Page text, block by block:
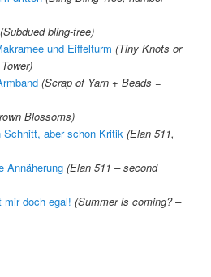
(Subdued bling-tree)
und Eiffelturm (Tiny Knots or
(Scrap of Yarn + Beads =
Blossoms)
Schnitt, aber schon Kritik (Elan 511,
Annäherung (Elan 511 – second
mir doch egal! (Summer is coming? –